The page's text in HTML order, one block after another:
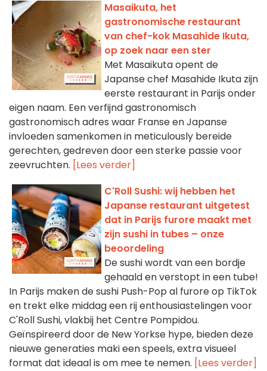
Masaikuta, het
gastronomische restaurant
van chef-kok Masahide Ikuta,
op zoek naar een ster
Met Masaikuta opent de
Japanse chef Masahide Ikuta zijn
eerste restaurant in Parijs onder
eigen naam. Een verfijnd gastronomisch
gastronomisch adres waar Franse en Japanse
invloeden samenkomen in meticulously bereide
gerechten, gedreven door een sterke passie voor
zeevruchten. [Lees verder]
C'Roll Sushi: wij hebben het
Japanse restaurant uitgetest
dat in Parijs furore maakt met
zijn sushi in tubes – onze
beoordeling
De sushi wordt van een bordje
gehaald en verstopt in een tube!
In Parijs maken de sushi Push-Pop al furore op TikTok
en trekt elke middag een rij enthousiastelingen voor
C'Roll Sushi, vlakbij het Centre Pompidou.
Geïnspireerd door de New Yorkse hype, bieden deze
nieuwe generaties maki een speels, extra visueel
format dat ideaal is om mee te nemen. [Lees verder]